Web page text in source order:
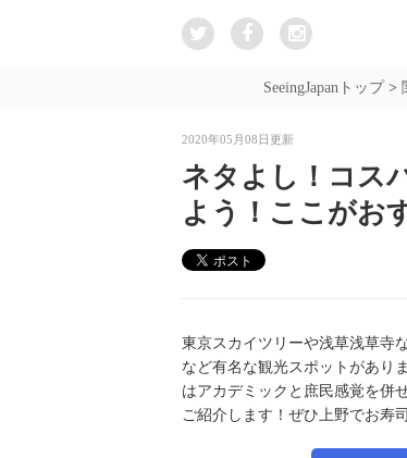
SeeingJapanトップ>
2020年05月08日更新
ネタよし！コス
よう！ここがお
東京スカイツリーや浅草浅草寺
など有名な観光スポットがあり
はアカデミックと庶民感覚を併
ご紹介します！ぜひ上野でお寿